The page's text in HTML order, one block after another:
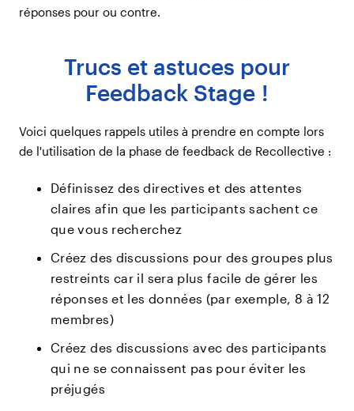
réponses pour ou contre.
Trucs et astuces pour
Feedback Stage !
Voici quelques rappels utiles à prendre en compte lors
de l'utilisation de la phase de feedback de Recollective :
Définissez des directives et des attentes
claires afin que les participants sachent ce
que vous recherchez
Créez des discussions pour des groupes plus
restreints car il sera plus facile de gérer les
réponses et les données (par exemple, 8 à 12
membres)
Créez des discussions avec des participants
qui ne se connaissent pas pour éviter les
préjugés